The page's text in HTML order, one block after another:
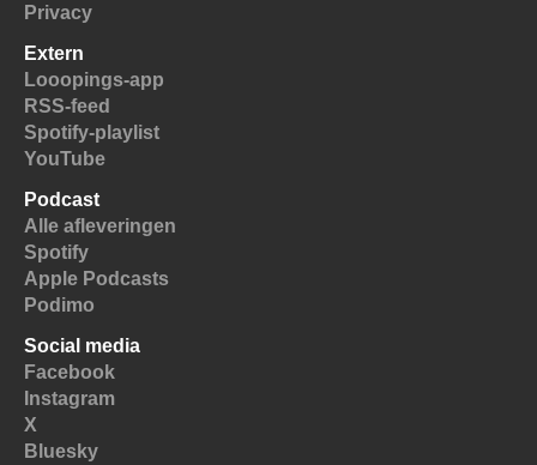
Privacy
Extern
Looopings-app
RSS-feed
Spotify-playlist
YouTube
Podcast
Alle afleveringen
Spotify
Apple Podcasts
Podimo
Social media
Facebook
Instagram
X
Bluesky